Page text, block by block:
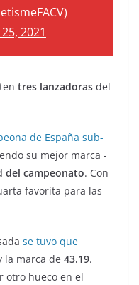
2021
tres lanzadoras del
de España sub-
su mejor marca -
del campeonato. Con
favorita para las
se tuvo que
la marca de 43.19.
otro hueco en el